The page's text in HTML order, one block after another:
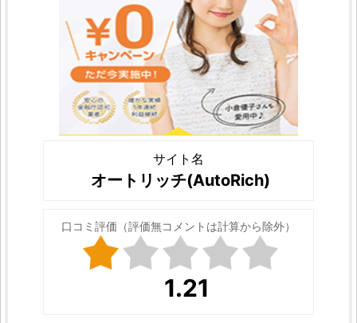
サイト名
オートリッチ(AutoRich)
口コミ評価（評価無コメントは計算から除外）
1.21